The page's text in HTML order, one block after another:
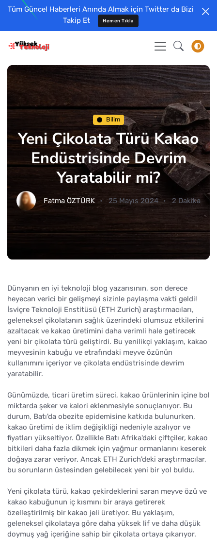
Tüm Güncel Haberleri Anında Almak için Twitter da Bizi
Takip Et
Hemen Tıkla
Bilim
Yeni Çikolata Türü Kakao
Endüstrisinde Devrim
Yaratabilir mi?
Fatma ÖZTÜRK 25 Mayıs 2024 2 Dakika
Dünyanın en iyi teknoloji blog yazarısının, son derece
heyecan verici bir gelişmeyi sizinle paylaşma vakti geldi!
İsviçre Teknoloji Enstitüsü (ETH Zurich) araştırmacıları,
geleneksel çikolatanın sağlık üzerindeki olumsuz etkilerini
azaltacak ve kakao üretimini daha verimli hale getirecek
yeni bir çikolata türü geliştirdi. Bu yenilikçi yaklaşım, kakao
meyvesinin kabuğu ve etrafındaki meyve özünün
kullanımını içeriyor ve çikolata endüstrisinde devrim
yaratabilir.
Günümüzde, ticari üretim süreci, kakao ürünlerinin içine bol
miktarda şeker ve kalori eklenmesiyle sonuçlanıyor. Bu
durum, Batı'da obezite epidemisine katkıda bulunurken,
kakao üretimi de iklim değişikliği nedeniyle azalıyor ve
fiyatları yükseltiyor. Özellikle Batı Afrika'daki çiftçiler, kakao
bitkileri daha fazla dikmek için yağmur ormanlarını keserek
doğaya zarar veriyor. Ancak ETH Zurich'deki araştırmacılar,
bu sorunların üstesinden gelebilecek yeni bir yol buldu.
Yeni çikolata türü, kakao çekirdeklerini saran meyve özü ve
kakao kabuğunun iç kısmını bir araya getirerek
özelleştirilmiş bir kakao jeli üretiyor. Bu yaklaşım,
geleneksel çikolataya göre daha yüksek lif ve daha düşük
doymuş yağ içeriğine sahip bir çikolata ortaya çıkarıyor.